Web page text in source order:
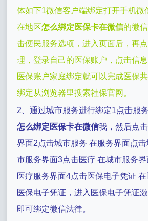
体如下1微信客户端绑定打开手机微
在地区怎么绑定医保卡在微信的微
击便民服务选项，进入页面后，再
理，登录自己的医保账户，点击信
医保账户家庭绑定就可以完成医保
绑定从浏览器里搜索社保官网。
2、通过城市服务进行绑定1点击服
怎么绑定医保卡在微信我，然后点
界面2点击城市服务 在服务界面点
市服务界面3点击医疗 在城市服务
医疗服务界面4点击医保电子凭证
医保电子凭证，进入医保电子凭证
即可绑定微信法律。